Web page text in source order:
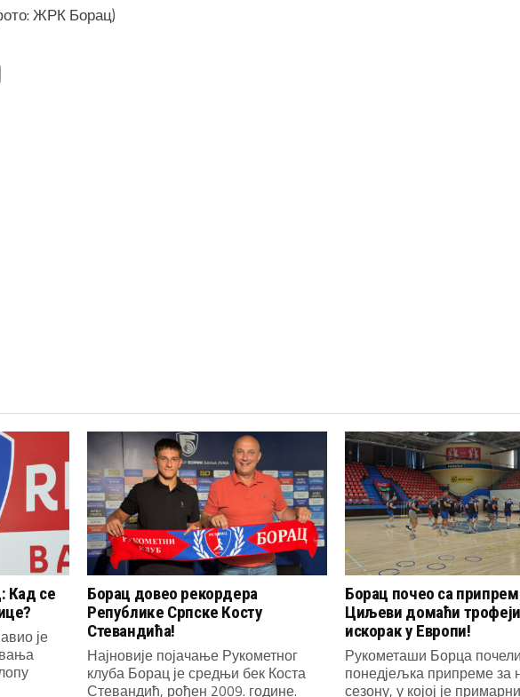
ЖРК Борац)
Кад се
је
Борац довео рекордера
Републике Српске Косту
Стевандића!
Најновије појачање Рукометног
клуба Борац је средњи бек Коста
Стевандић, рођен 2009. године.
Борац почео са
Циљеви домаћи
искорак у Европи!
Рукометаши Борца
понедјељка припреме за
сезону, у којој је